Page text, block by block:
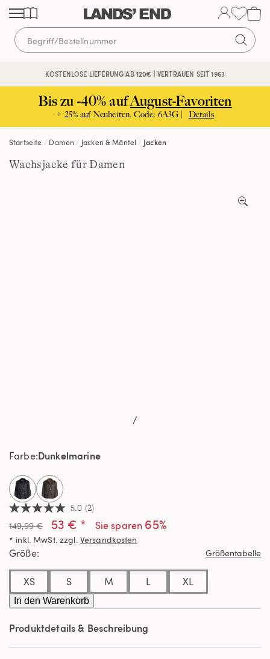
Direkt
zum
Inhalt
Direkt
zur
Navigation
Direkt
zur
Suche
KOSTENLOSE LIEFERUNG AB 120€ | VERTRAUEN SEIT 1963
KOSTENFREIE RÜCKSENDUNG
Bis zu -40% aufAugust-Favoriten
+ 25% auf Neuheiten. Code: 6A3G | Details
Startseite Damen Jacken & Mäntel Jacken
Wachsjacke für Damen
/
5.0
von
5
Sternen,
Durchschnittswert
Bewertung.
Read
2
Reviews.
Link
derselben
5.0 (2)
149,99 € 53 € * Sie sparen 65%
* inkl. MwSt. zzgl. Versandkosten
Farbe Dunkelmarine
selected
Größe Größentabelle
XS S M L XL
In den Warenkorb
Produktdetails & Beschreibung